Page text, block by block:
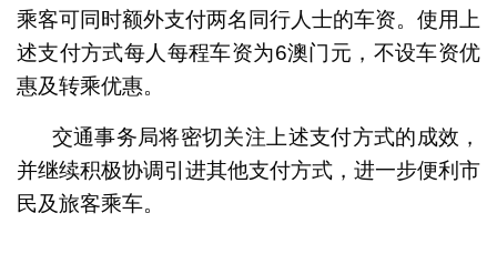
乘客可同时额外支付两名同行人士的车资。使用上
述支付方式每人每程车资为6澳门元，不设车资优
惠及转乘优惠。
交通事务局将密切关注上述支付方式的成效，
并继续积极协调引进其他支付方式，进一步便利市
民及旅客乘车。